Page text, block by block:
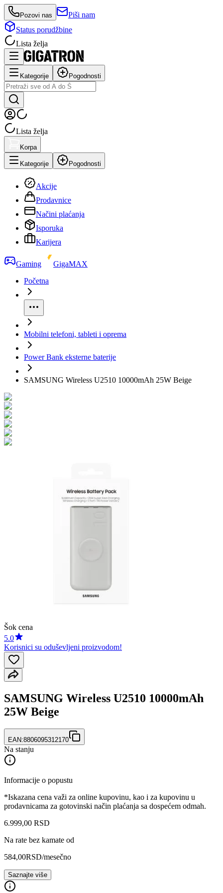
Pozovi nas
Piši nam
Status porudžbine
Lista želja
Kategorije Pogodnosti
Lista želja
Korpa
Kategorije Pogodnosti
Akcije
Prodavnice
Načini plaćanja
Isporuka
Karijera
Gaming
GigaMAX
Početna
Mobilni telefoni, tableti i oprema
Power Bank eksterne baterije
SAMSUNG Wireless U2510 10000mAh 25W Beige
Šok cena
5.0
Korisnici su oduševljeni proizvodom!
SAMSUNG Wireless U2510 10000mAh
25W Beige
EAN:8806095312170
Na stanju
Informacije o popustu
*Iskazana cena važi za online kupovinu, kao i za kupovinu u
prodavnicama za gotovinski način plaćanja sa dospećem odmah.
6.999,00 RSD
Na rate bez kamate od
584,00RSD/mesečno
Saznajte više